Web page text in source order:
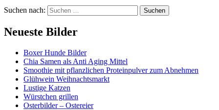
Suchen nach:
Neueste Bilder
Boxer Hunde Bilder
Chia Samen als Anti Aging Mittel
Smoothie mit pflanzlichen Proteinpulver zum Abnehmen
Glühwein Weihnachtsmarkt
Lustige Katzen
Würstchen grillen
Osterbilder – Ostereier